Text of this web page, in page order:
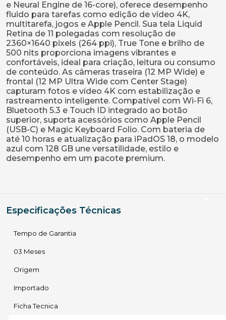
e Neural Engine de 16-core), oferece desempenho
fluido para tarefas como edição de vídeo 4K,
multitarefa, jogos e Apple Pencil. Sua tela Liquid
Retina de 11 polegadas com resolução de
2360×1640 pixels (264 ppi), True Tone e brilho de
500 nits proporciona imagens vibrantes e
confortáveis, ideal para criação, leitura ou consumo
de conteúdo. As câmeras traseira (12 MP Wide) e
frontal (12 MP Ultra Wide com Center Stage)
capturam fotos e vídeo 4K com estabilização e
rastreamento inteligente. Compatível com Wi-Fi 6,
Bluetooth 5.3 e Touch ID integrado ao botão
superior, suporta acessórios como Apple Pencil
(USB-C) e Magic Keyboard Folio. Com bateria de
até 10 horas e atualização para iPadOS 18, o modelo
azul com 128 GB une versatilidade, estilo e
desempenho em um pacote premium.
Especificações Técnicas
Tempo de Garantia
03 Meses
Origem
Importado
Ficha Tecnica